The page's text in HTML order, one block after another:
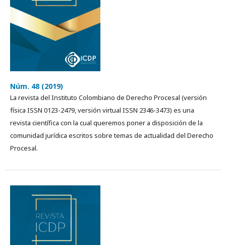
Núm. 48 (2019)
La revista del Instituto Colombiano de Derecho Procesal (versión
física ISSN 0123-2479, versión virtual ISSN 2346-3473) es una
revista cientí­fica con la cual queremos poner a disposición de la
comunidad jurídica escritos sobre temas de actualidad del Derecho
Procesal.